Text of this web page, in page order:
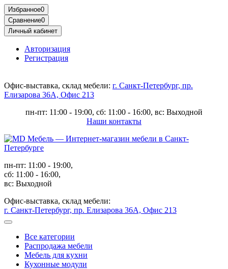
Избранное0
Сравнение0
Личный кабинет
Авторизация
Регистрация
Офис-выставка, склад мебели: г. Санкт-Петербург, пр.
Елизарова 36А, Офис 213
пн-пт: 11:00 - 19:00, сб: 11:00 - 16:00, вс: Выходной
Наши контакты
пн-пт: 11:00 - 19:00,
сб: 11:00 - 16:00,
вс: Выходной
Офис-выставка, склад мебели:
г. Санкт-Петербург, пр. Елизарова 36А, Офис 213
Все категории
Распродажа мебели
Мебель для кухни
Кухонные модули